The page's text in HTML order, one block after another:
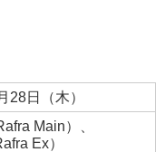
28日（木）
Main）、
Ex）